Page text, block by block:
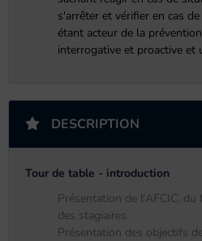
s'arrêter et vérifier en cas
étant acteur de la
interrogative et proactive et
DESCRIPTION
Tour de table - introduction
Présentation de l'AFCIC,
des stagiaires.
Présentation des objectifs